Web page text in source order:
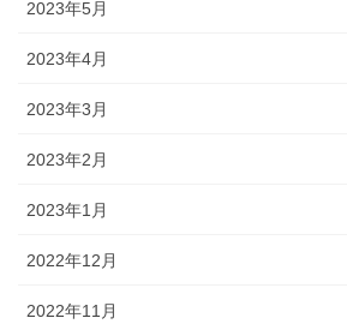
2023年5月
2023年4月
2023年3月
2023年2月
2023年1月
2022年12月
2022年11月